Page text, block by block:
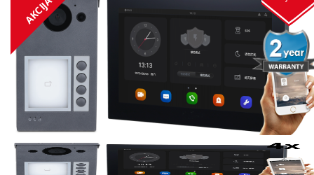
AKCIJA